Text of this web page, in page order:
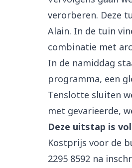
verorberen. Deze
Alain. In de tuin
combinatie met
In de namiddag
programma, een
Tenslotte sluiten
met gevarieerde,
Deze uitstap is
Kostprijs voor de
2295 8592 na